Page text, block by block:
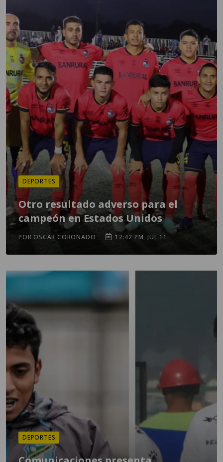
DEPORTES
Otro resultado adverso para el
campeón en Estados Unidos
POR OSCAR CORONADO 12:42 PM, JUL 11
DEPORTES